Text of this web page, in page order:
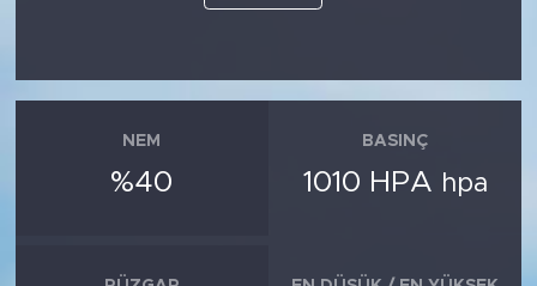
NEM
%40
BASINÇ
1010 HPA hpa